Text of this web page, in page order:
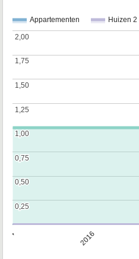
Appartementen Huizen
2016
0,25
0,25
0,50
0,50
0,75
0,75
1,00
1,00
1,25
1,25
1,50
1,50
1,75
1,75
2,00
2,00